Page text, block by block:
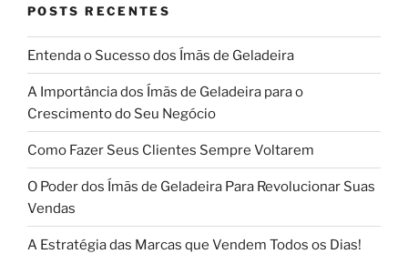
POSTS RECENTES
Entenda o Sucesso dos Ímãs de Geladeira
A Importância dos Ímãs de Geladeira para o
Crescimento do Seu Negócio
Como Fazer Seus Clientes Sempre Voltarem
O Poder dos Ímãs de Geladeira Para Revolucionar Suas
Vendas
A Estratégia das Marcas que Vendem Todos os Dias!